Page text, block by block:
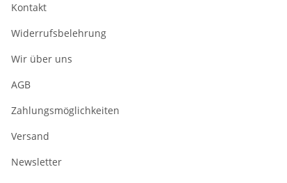
Kontakt
Widerrufsbelehrung
Wir über uns
AGB
Zahlungsmöglichkeiten
Versand
Newsletter